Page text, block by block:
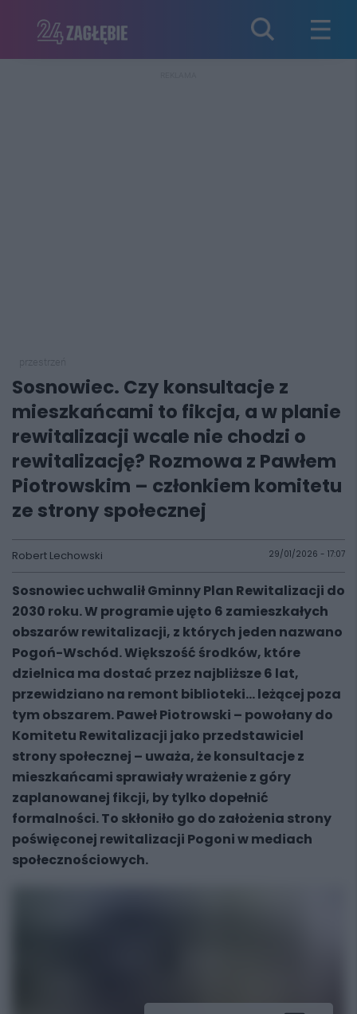
Sosnowiec. Czy konsultacje z
mieszkańcami to fikcja, a w planie
rewitalizacji wcale nie chodzi o
rewitalizację? Rozmowa z Pawłem
Piotrowskim – członkiem komitetu
ze strony społecznej
Robert Lechowski 29/01/2026 - 17:07
Sosnowiec uchwalił Gminny Plan Rewitalizacji do
2030 roku. W programie ujęto 6 zamieszkałych
obszarów rewitalizacji, z których jeden nazwano
Pogoń-Wschód. Większość środków, które
dzielnica ma dostać przez najbliższe 6 lat,
przewidziano na remont biblioteki… leżącej poza
tym obszarem. Paweł Piotrowski – powołany do
Komitetu Rewitalizacji jako przedstawiciel
strony społecznej – uważa, że konsultacje z
mieszkańcami sprawiały wrażenie z góry
zaplanowanej fikcji, by tylko dopełnić
formalności. To skłoniło go do założenia strony
poświęconej rewitalizacji Pogoni w mediach
społecznościowych.